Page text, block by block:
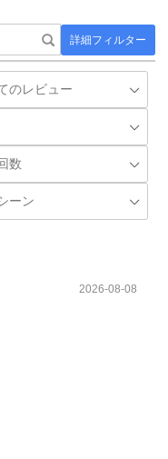
詳細フィルター
2026-08-08